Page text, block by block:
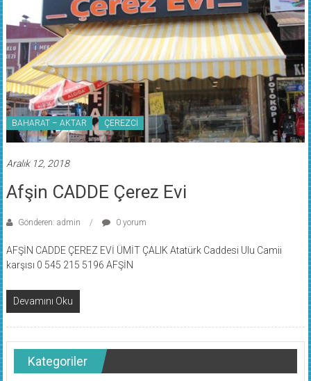
BAHARAT – AKTAR ÇEREZCİ
Aralık 12, 2018
Afşin CADDE Çerez Evi
Gönderen: admin 0 yorum
AFŞİN CADDE ÇEREZ EVİ ÜMİT ÇALIK Atatürk Caddesi Ulu Camii
karşısı 0 545 215 5196 AFŞİN
Devamını Oku
Kategoriler